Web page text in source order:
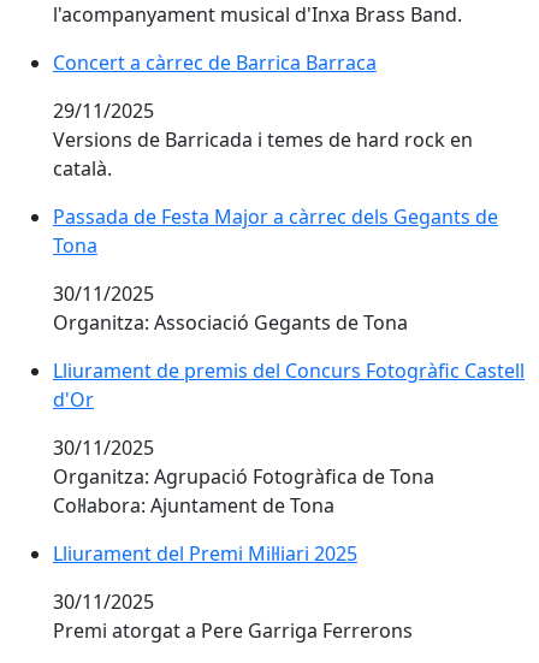
l'acompanyament musical d'Inxa Brass Band.
Concert a càrrec de Barrica Barraca
Concert a càrrec de Barrica Barraca
29/11/2025
Versions de Barricada i temes de hard rock en
català.
Passada de Festa Major a càrrec dels Gegants de
Passada de Festa Major a càrrec dels Gegants de
Tona
30/11/2025
Organitza: Associació Gegants de Tona
Lliurament de premis del Concurs Fotogràfic Castell
Lliurament de premis del Concurs Fotogràfic Castell
d'Or
30/11/2025
Organitza: Agrupació Fotogràfica de Tona
Col·labora: Ajuntament de Tona
Lliurament del Premi Mil·liari 2025
Lliurament del Premi Mil·liari 2025
30/11/2025
Premi atorgat a Pere Garriga Ferrerons